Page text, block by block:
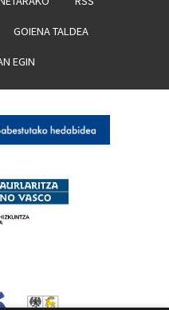
GOIENA TALDEA
EGIN